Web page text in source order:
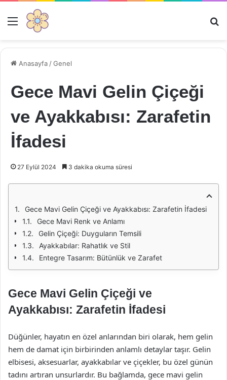
Menü
Anasayfa /Genel
Gece Mavi Gelin Çiçeği
ve Ayakkabısı: Zarafetin
İfadesi
27 Eylül 2024 3 dakika okuma süresi
Gece Mavi Gelin Çiçeği ve Ayakkabısı: Zarafetin İfadesi
Gece Mavi Renk ve Anlamı
Gelin Çiçeği: Duyguların Temsili
Ayakkabılar: Rahatlık ve Stil
Entegre Tasarım: Bütünlük ve Zarafet
Gece Mavi Gelin Çiçeği ve
Ayakkabısı: Zarafetin İfadesi
Düğünler, hayatın en özel anlarından biri olarak, hem gelin
hem de damat için birbirinden anlamlı detaylar taşır. Gelin
elbisesi, aksesuarlar, ayakkabılar ve çiçekler, bu özel günün
tadını artıran unsurlardır. Bu bağlamda, gece mavi gelin